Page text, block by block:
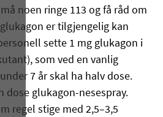
noen ringe 113 og få råd om
er tilgjengelig kan
sette 1 mg glukagon i
som ved en vanlig
7 år skal ha halv dose.
dose glukagon-nesespray.
regel stige med 2,5–3,5